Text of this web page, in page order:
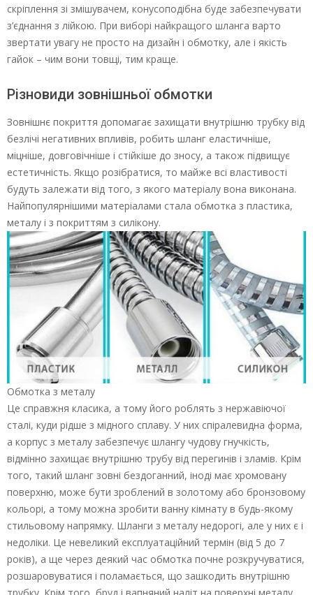
скріплення зі змішувачем, конусоподібна буде забезпечувати
з’єднання з лійкою. При виборі найкращого шланга варто
звертати увагу не просто на дизайн і обмотку, але і якість
гайок – чим вони товщі, тим краще.
Різновиди зовнішньої обмотки
Зовнішнє покриття допомагає захищати внутрішню трубку від
безлічі негативних впливів, робить шланг еластичніше,
міцніше, довговічніше і стійкіше до зносу, а також підвищує
естетичність. Якщо розібратися, то майже всі властивості
будуть залежати від того, з якого матеріалу вона виконана.
Найпопулярнішими матеріалами стала обмотка з пластика,
металу і з покриттям з силікону.
Обмотка з металу
Це справжня класика, а тому його роблять з нержавіючої
сталі, куди рідше з мідного сплаву. У них спіралевидна форма,
а корпус з металу забезпечує шлангу чудову гнучкість,
відмінно захищає внутрішню трубу від перегинів і зламів. Крім
того, такий шланг зовні бездоганний, іноді має хромовану
поверхню, може бути зроблений в золотому або бронзовому
кольорі, а тому можна зробити ванну кімнату в будь-якому
стильовому напрямку. Шланги з металу недорогі, але у них є і
недоліки. Це невеликий експлуатаційний термін (від 5 до 7
років), а ще через деякий час обмотка почне розкручуватися,
розшаровуватися і поламається, що зашкодить внутрішню